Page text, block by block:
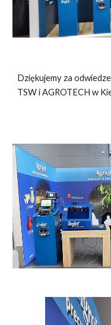
Dziękujemy za
TSW i AGROTECH w